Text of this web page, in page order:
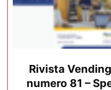
Rivista
numero 81 –